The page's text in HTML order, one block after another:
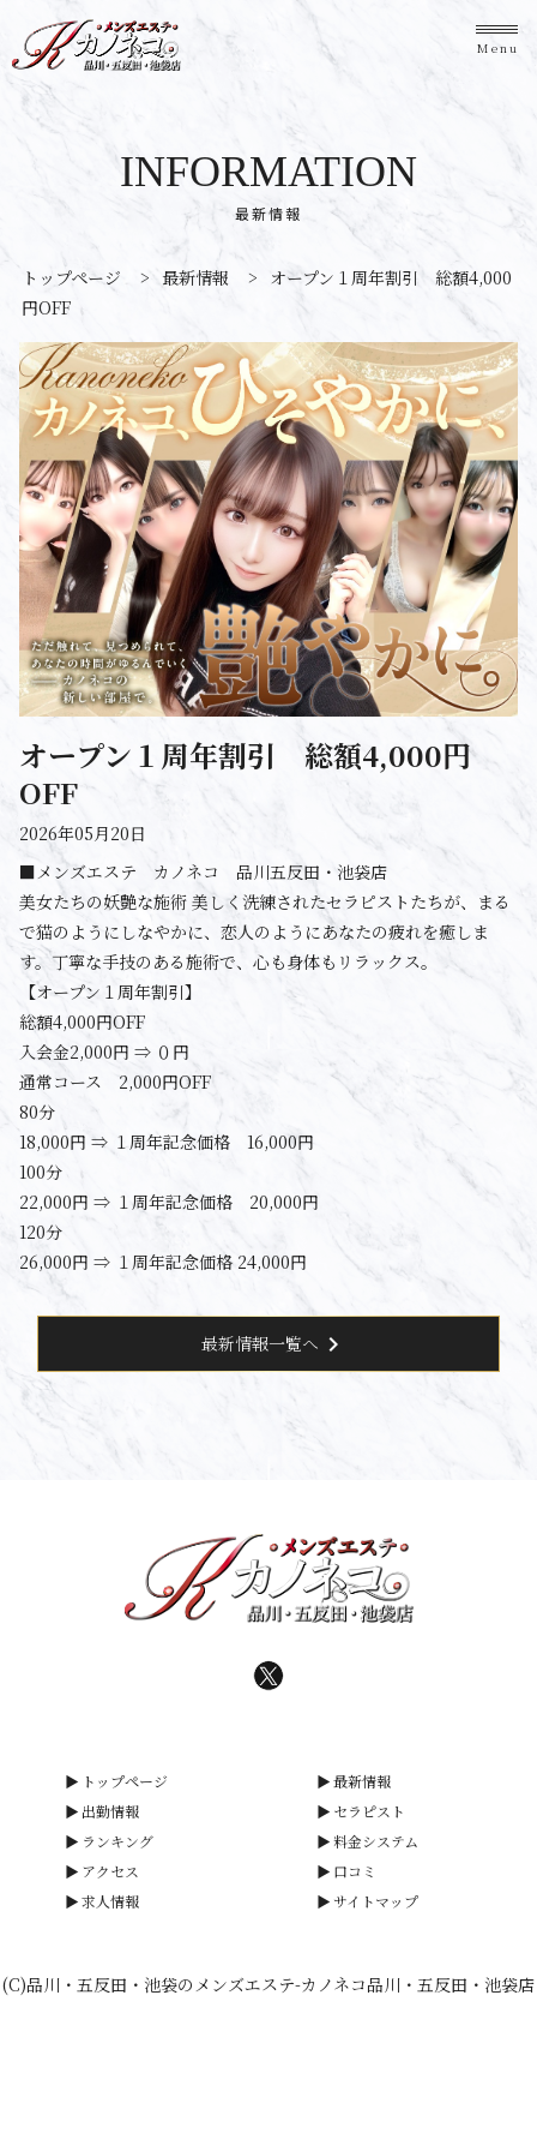
Menu
最新情報
INFORMATION
トップページ > 最新情報 > オープン１周年割引 総額4,000
円OFF
オープン１周年割引 総額4,000円
OFF
2026年05月20日
■メンズエステ カノネコ 品川五反田・池袋店
美女たちの妖艶な施術 美しく洗練されたセラピストたちが、まる
で猫のようにしなやかに、恋人のようにあなたの疲れを癒しま
す。丁寧な手技のある施術で、心も身体もリラックス。
【オープン１周年割引】
総額4,000円OFF
入会金2,000円 ⇒ ０円
通常コース 2,000円OFF
80分
18,000円 ⇒ １周年記念価格 16,000円
100分
22,000円 ⇒ １周年記念価格 20,000円
120分
26,000円 ⇒ １周年記念価格 24,000円
最新情報一覧へ chevron_right
トップページ
最新情報
出勤情報
セラピスト
ランキング
料金システム
アクセス
口コミ
求人情報
サイトマップ
(C)品川・五反田・池袋のメンズエステ-カノネコ品川・五反田・池袋店